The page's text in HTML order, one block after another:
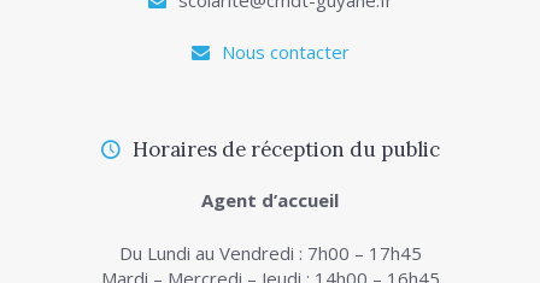
Nous contacter
Horaires de réception du public
Agent d’accueil
Du Lundi au Vendredi : 7h00 – 17h45
Mardi – Mercredi – Jeudi : 14h00 – 16h45